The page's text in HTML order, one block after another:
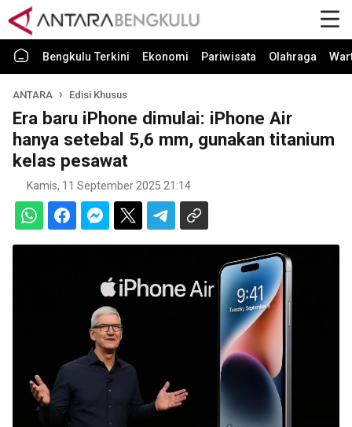
Bengkulu Terkini Ekonomi Pariwisata Olahraga
ANTARA Edisi Khusus
Era baru iPhone dimulai: iPhone Air
hanya setebal 5,6 mm, gunakan titanium
kelas pesawat
Kamis, 11 September 2025 21:14